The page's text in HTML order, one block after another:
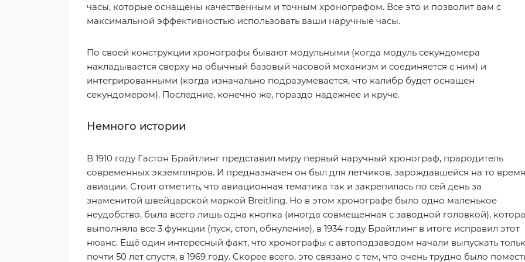
часы, которые оснащены качественным и точным хронографом. Все это и позволит вам с
максимальной эффективностью использовать ваши наручные часы.
По своей конструкции хронографы бывают модульными (когда модуль секундомера
накладывается сверху на обычный базовый часовой механизм и соединяется с ним) и
интегрированными (когда изначально подразумевается, что калибр будет оснащен
секундомером). Последние, конечно же, гораздо надежнее и круче.
Немного истории
В 1910 году Гастон Брайтлинг представил миру первый наручный хронограф, прародитель
современных экземпляров. И предназначен он был для летчиков, зарождавшейся на то время
авиации. Стоит отметить, что авиационная тематика так и закрепилась по сей день за
знаменитой швейцарской маркой Breitling. Но в этом хронографе было одно маленькое
неудобство, была всего лишь одна кнопка (иногда совмещенная с заводной головкой),
выполняла все 3 функции (пуск, стоп, обнуление), в 1934 году Брайтлинг в итоге исправил этот
нюанс. Ещё один интересный факт, что хронографы с автоподзаводом начали выпускать
почти 50 лет спустя, в 1969 году. Скорее всего, это связано с тем, что очень трудно было